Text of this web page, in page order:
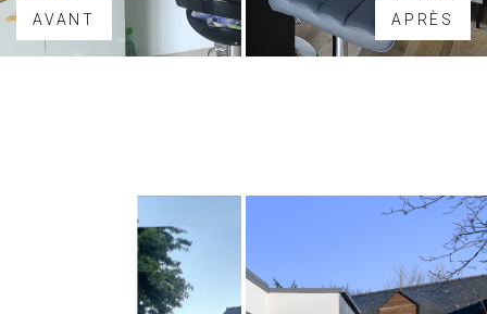
AVANT APRÈS